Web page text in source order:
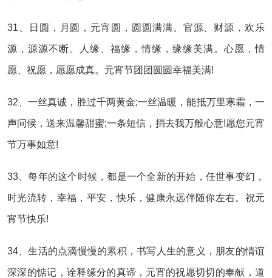
31、日圆，月圆，元宵圆，圆圆满满。官源、财源，欢乐
源，源源不断。人缘、福缘，情缘，缘缘美满。心愿，情
愿、祝愿，愿愿成真。元宵节团团圆圆幸福美满!
32、一丝真诚，胜过千两黄金;一丝温暖，能抵万里寒霜，一
声问候，送来温馨甜蜜;一条短信，捎去我万般心意!愿您元宵
节万事如意!
33、每年的这个时候，都是一个全新的开始，任世事变幻，
时光流转，幸福，平安，快乐，健康永远伴随你左右。祝元
宵节快乐!
34、生活的点滴慢慢的累积，书写人生的意义，朋友的情谊
深深的惦记，诠释缘分的真谛，元宵的祝愿切切的奉献，道